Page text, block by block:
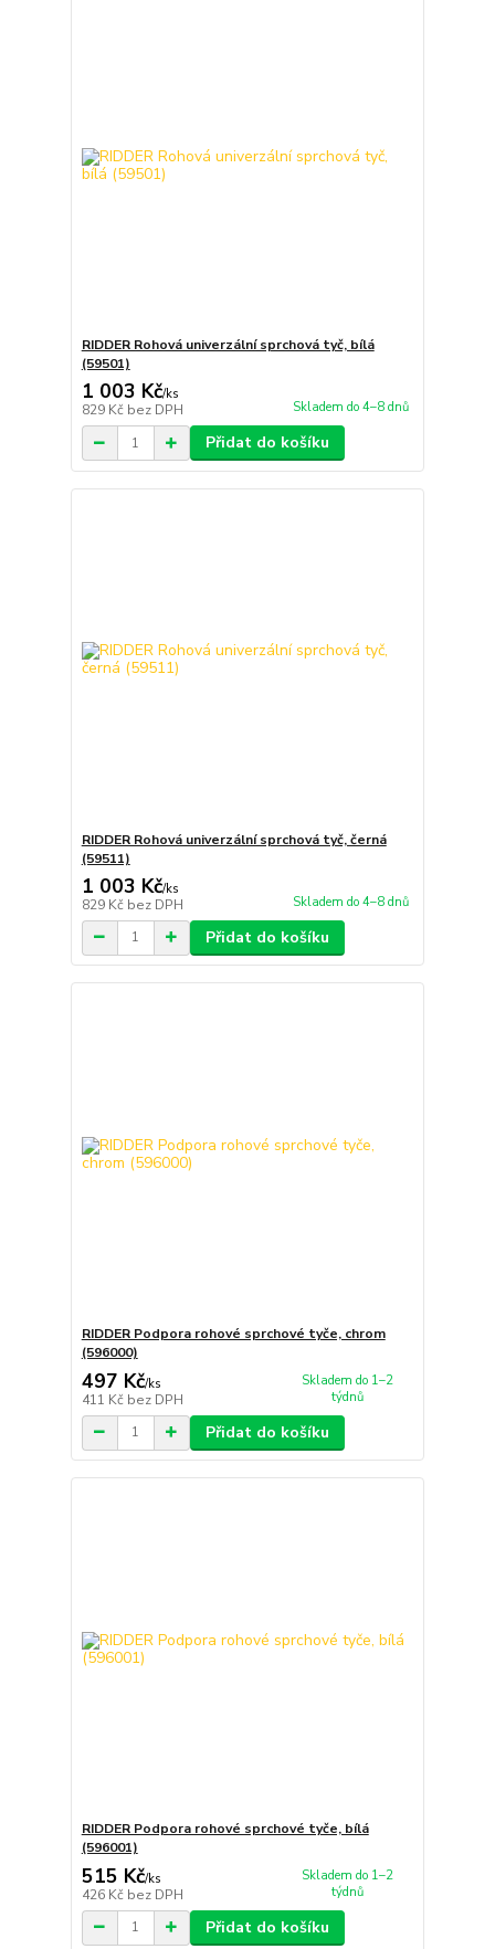
RIDDER Rohová univerzální sprchová tyč, bílá
(59501)
1 003 Kč/ks
829 Kč bez DPH Skladem do 4–8 dnů
Přidat do košíku
RIDDER Rohová univerzální sprchová tyč, černá
(59511)
1 003 Kč/ks
829 Kč bez DPH Skladem do 4–8 dnů
Přidat do košíku
RIDDER Podpora rohové sprchové tyče, chrom
(596000)
497 Kč/ks
411 Kč bez DPH
Skladem do 1–2
týdnů
Přidat do košíku
RIDDER Podpora rohové sprchové tyče, bílá
(596001)
515 Kč/ks
426 Kč bez DPH
Skladem do 1–2
týdnů
Přidat do košíku